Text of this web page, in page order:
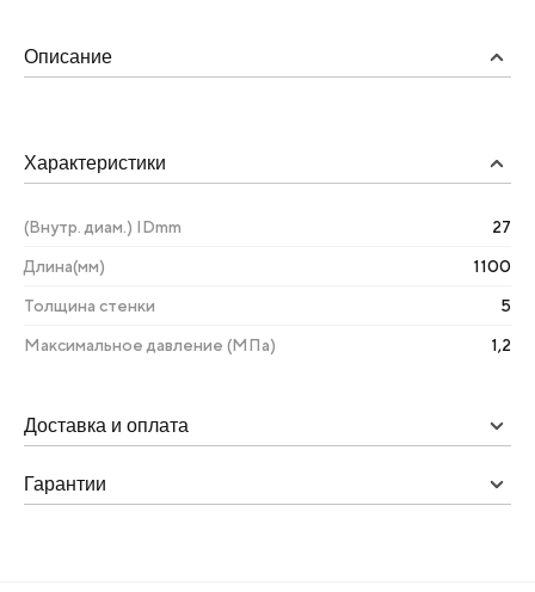
Описание
Характеристики
(Внутр. диам.) IDmm 27
Длина(мм) 1100
Толщина стенки 5
Максимальное давление (МПа) 1,2
Доставка и оплата
Гарантии